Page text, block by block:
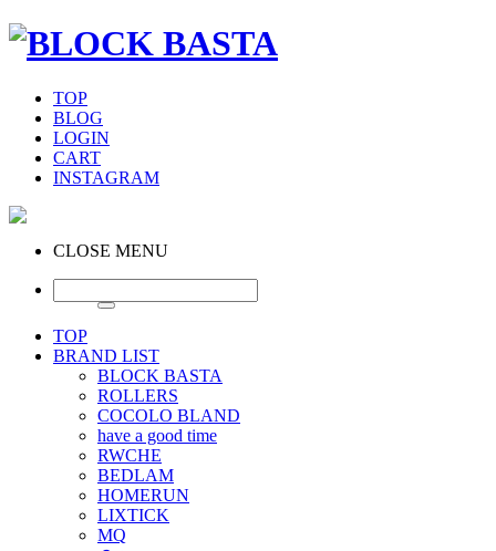
TOP
BLOG
LOGIN
CART
INSTAGRAM
CLOSE MENU
TOP
BRAND LIST
BLOCK BASTA
ROLLERS
COCOLO BLAND
have a good time
RWCHE
BEDLAM
HOMERUN
LIXTICK
MQ